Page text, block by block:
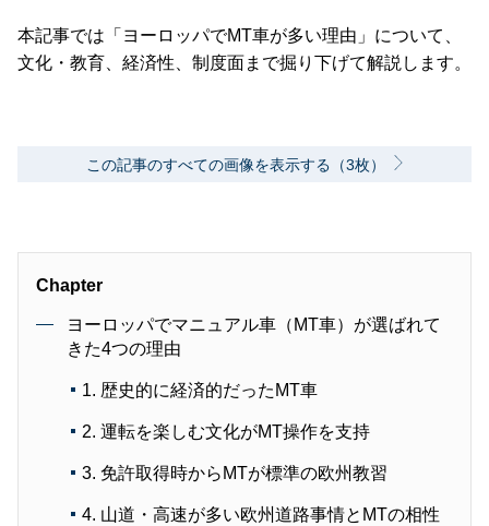
本記事では「ヨーロッパでMT車が多い理由」について、
文化・教育、経済性、制度面まで掘り下げて解説します。
この記事のすべての画像を表示する（3枚）
Chapter
ヨーロッパでマニュアル車（MT車）が選ばれて
きた4つの理由
1. 歴史的に経済的だったMT車
2. 運転を楽しむ文化がMT操作を支持
3. 免許取得時からMTが標準の欧州教習
4. 山道・高速が多い欧州道路事情とMTの相性